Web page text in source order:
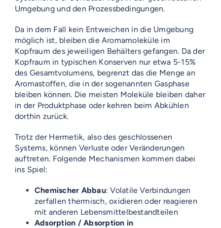
Umgebung und den Prozessbedingungen.
Da in dem Fall kein Entweichen in die Umgebung
möglich ist, bleiben die Aromamoleküle im
Kopfraum des jeweiligen Behälters gefangen. Da der
Kopfraum in typischen Konserven nur etwa 5-15%
des Gesamtvolumens, begrenzt das die Menge an
Aromastoffen, die in der sogenannten Gasphase
bleiben können. Die meisten Moleküle bleiben daher
in der Produktphase oder kehren beim Abkühlen
dorthin zurück.
Trotz der Hermetik, also des geschlossenen
Systems, können Verluste oder Veränderungen
auftreten. Folgende Mechanismen kommen dabei
ins Spiel:
Chemischer Abbau: Volatile Verbindungen
zerfallen thermisch, oxidieren oder reagieren
mit anderen Lebensmittelbestandteilen
Adsorption / Absorption in